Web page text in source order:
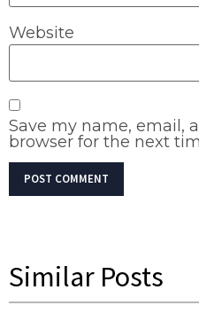
Website
Save my name, email,
browser for the next
Similar Posts